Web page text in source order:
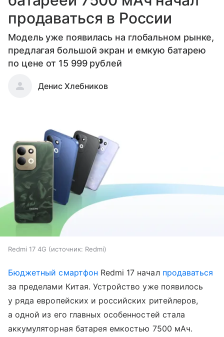
продаваться в России
Модель уже появилась на глобальном рынке,
предлагая большой экран и емкую батарею
по цене от 15 999 рублей
Денис Хлебников
Redmi 17 4G источник: Redmi
Бюджетный смартфон Redmi 17 начал продаваться
за пределами Китая. Устройство уже появилось
у ряда европейских и российских ритейлеров,
а одной из его главных особенностей стала
аккумуляторная батарея емкостью 7500 мАч.